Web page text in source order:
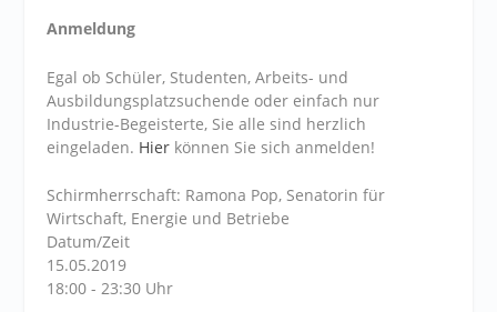
Anmeldung
Egal ob Schüler, Studenten, Arbeits- und
Ausbildungsplatzsuchende oder einfach nur
Industrie-Begeisterte, Sie alle sind herzlich
eingeladen. Hier können Sie sich anmelden!
Schirmherrschaft: Ramona Pop, Senatorin für
Wirtschaft, Energie und Betriebe
Datum/Zeit
15.05.2019
18:00 - 23:30 Uhr